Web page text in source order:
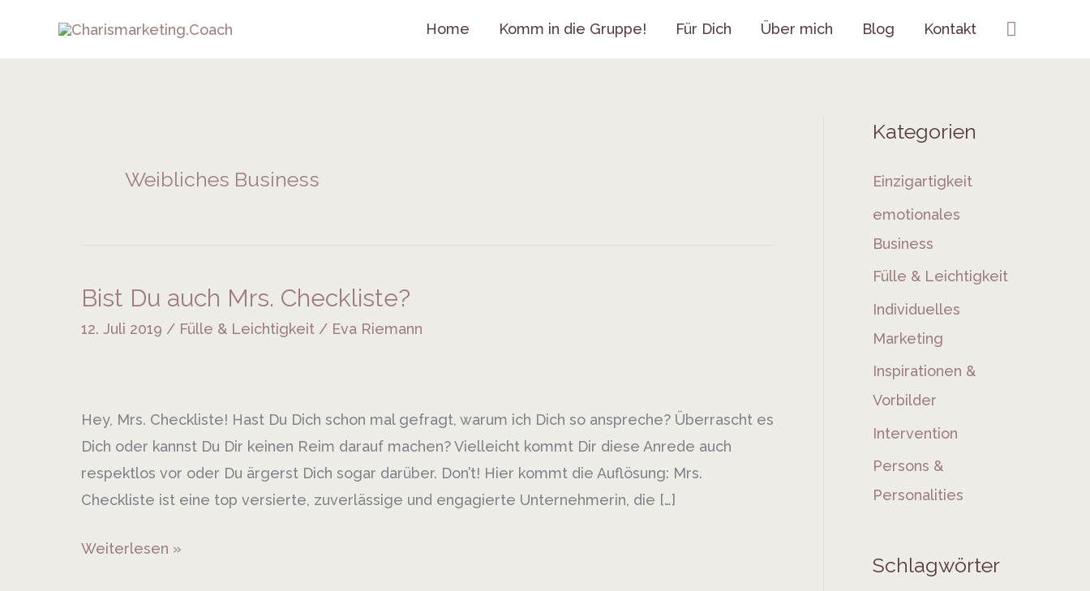
Home Komm in die Gruppe! Für Dich Über mich Blog Kontakt Suchen
Weibliches Business
Bist Du auch Mrs. Checkliste?
12. Juli 2019 / Fülle & Leichtigkeit/ Eva Riemann
Hey, Mrs. Checkliste! Hast Du Dich schon mal gefragt, warum ich Dich so anspreche? Überrascht es
Dich oder kannst Du Dir keinen Reim darauf machen? Vielleicht kommt Dir diese Anrede auch
respektlos vor oder Du ärgerst Dich sogar darüber. Don’t! Hier kommt die Auflösung: Mrs.
Checkliste ist eine top versierte, zuverlässige und engagierte Unternehmerin, die […]
Bist
Du
Weiterlesen »
Kategorien
Einzigartigkeit
emotionales
Business
Fülle & Leichtigkeit
Individuelles
Marketing
Inspirationen &
Vorbilder
Intervention
Persons &
Personalities
Schlagwörter